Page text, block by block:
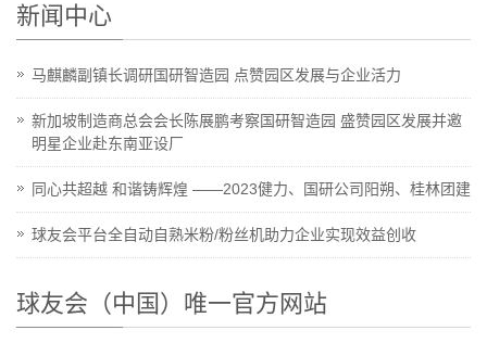
新闻中心
马麒麟副镇长调研国研智造园 点赞园区发展与企业活力
新加坡制造商总会会长陈展鹏考察国研智造园 盛赞园区发展并邀
明星企业赴东南亚设厂
同心共超越 和谐铸辉煌 ——2023健力、国研公司阳朔、桂林团建
球友会平台全自动自熟米粉/粉丝机助力企业实现效益创收
球友会（中国）唯一官方网站